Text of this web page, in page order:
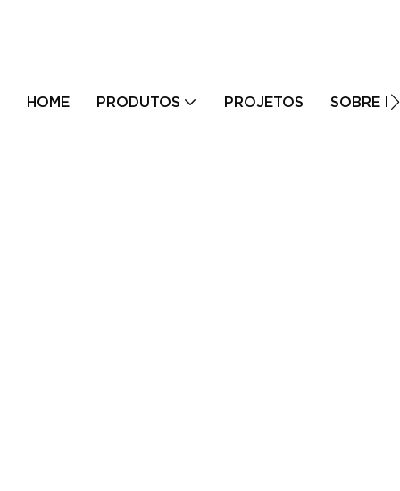
HOME PRODUTOS PROJETOS SOBRE